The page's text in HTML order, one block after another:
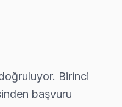
Birinci
başvuru